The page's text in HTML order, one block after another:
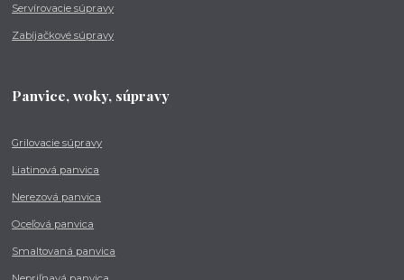
Servírovacie súpravy
Zabíjačkové súpravy
Panvice, woky, súpravy
Grilovacie súpravy
Liatinová panvica
Nerezová panvica
Oceľová panvica
Smaltovaná panvica